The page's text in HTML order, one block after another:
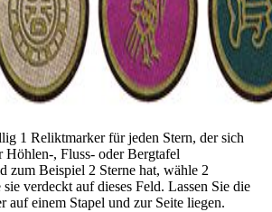
1 Reliktmarker für jeden Stern, der sich
Höhlen-, Fluss- oder Bergtafel
zum Beispiel 2 Sterne hat, wähle 2
verdeckt auf dieses Feld. Lassen Sie die
auf einem Stapel und zur Seite liegen.